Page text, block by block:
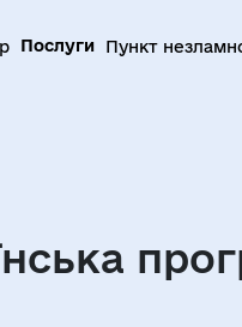
Послуги Пункт